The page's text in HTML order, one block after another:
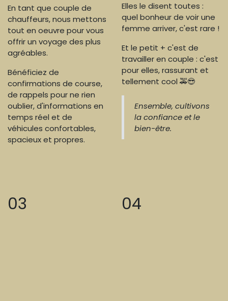
En tant que couple de
chauffeurs, nous mettons
tout en oeuvre pour vous
offrir un voyage des plus
agréables.
Bénéficiez de
confirmations de course,
de rappels pour ne rien
oublier, d'informations en
temps réel et de
véhicules confortables,
spacieux et propres.
Elles le disent toutes :
quel bonheur de voir une
femme arriver, c'est rare !
Et le petit + c'est de
travailler en couple : c'est
pour elles, rassurant et
tellement cool 🚕😎
Ensemble, cultivons
la confiance et le
bien-être.
03 04